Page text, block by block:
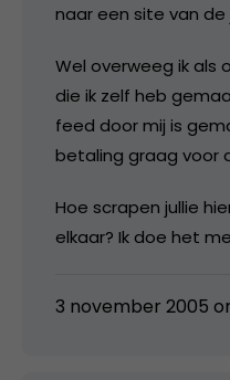
naar een site van
Wel overweeg ik als
die ik zelf heb
feed door mij is
betaling graag voor
Hoe scrapen jullie
elkaar? Ik doe het
3 november 2005